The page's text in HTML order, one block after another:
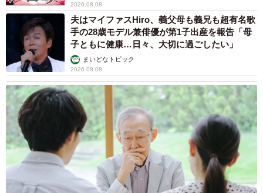
「なんじゃこら」という驚きは、観客の既成概念を打ち破
る新しい表現の産声だ。下津監督が描く、規律と狂気が混
ざり合う独自の世界観に、ピエール瀧の「エゴを捨てた存
在感」が重なり、邦画の枠を超えた怪作が誕生した。ハリ
ウッドを見据える気鋭と、作品の純度を追求するベテラ
ン。二人の挑戦は、日本映画が世界で戦うための新たな武
器となるだろう。
2026.08.08
夫はマイファスHiro、義父母も義兄も超有名歌
手の28歳モデル兼俳優が第1子出産を報告「母
子ともに健康…日々、大切に過ごしたい」
まいどなトピック
2026.08.08